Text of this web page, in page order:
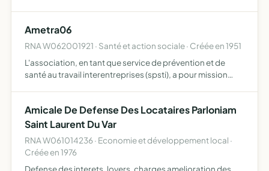
Ametra06
RNA W062001921 · Santé et action sociale · Créée en 1951
L'association, en tant que service de prévention et de
santé au travail interentreprises (spsti), a pour mission
Amicale De Defense Des Locataires Parloniam
Saint Laurent Du Var
RNA W061014236 · Economie et développement local ·
Créée en 1976
Defense des interets, loyers, charges amelioration des